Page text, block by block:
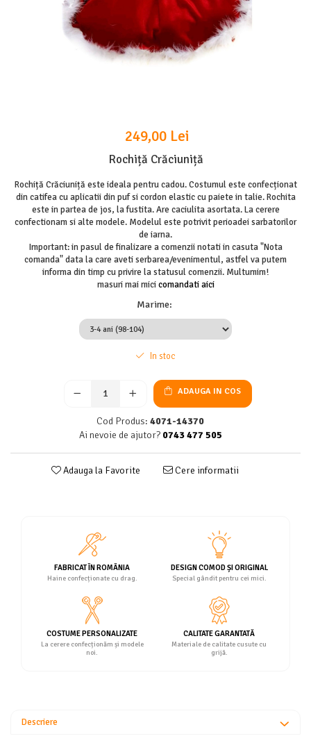
249,00 Lei
Rochiță Crăciuniță
Rochiță Crăciuniță este ideala pentru cadou. Costumul este confecționat
din catifea cu aplicatii din puf si cordon elastic cu paiete in talie. Rochita
este in partea de jos, la fustita. Are caciulita asortata. La cerere
confectionam si alte modele. Modelul este potrivit perioadei sarbatorilor
de iarna.
Important: in pasul de finalizare a comenzii notati in casuta "Nota
comanda" data la care aveti serbarea/evenimentul, astfel va putem
informa din timp cu privire la statusul comenzii. Multumim!
masuri mai micicomandati aici
Marime:
In stoc
ADAUGA IN COS
Cod Produs: 4071-14370
Ai nevoie de ajutor? 0743 477 505
Adauga la Favorite Cere informatii
FABRICAT ÎN ROMÂNIA
Haine confecționate cu drag.
DESIGN COMOD ȘI ORIGINAL
Special gândit pentru cei mici.
COSTUME PERSONALIZATE
La cerere confecționăm și modele
noi.
CALITATE GARANTATĂ
Materiale de calitate cusute cu
grijă.
Descriere